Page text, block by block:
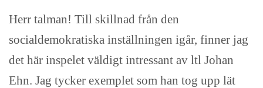
Herr talman! Till skillnad från den
socialdemokratiska inställningen igår, finner jag
det här inspelet väldigt intressant av ltl Johan
Ehn. Jag tycker exemplet som han tog upp lät